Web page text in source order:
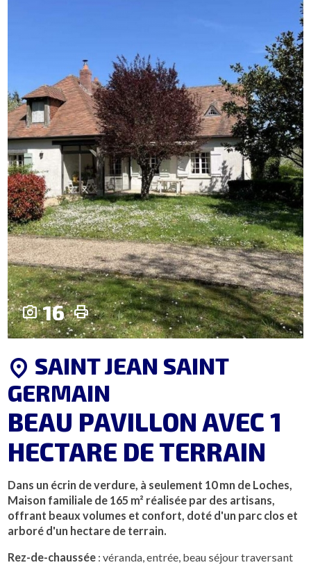
photo_camera16print
location_on SAINT JEAN SAINT
GERMAIN
BEAU PAVILLON AVEC 1
HECTARE DE TERRAIN
Dans un écrin de verdure, à seulement 10 mn de Loches,
Maison familiale de 165 m² réalisée par des artisans,
offrant beaux volumes et confort, doté d'un parc clos et
arboré d'un hectare de terrain.
Rez-de-chaussée : véranda, entrée, beau séjour traversant